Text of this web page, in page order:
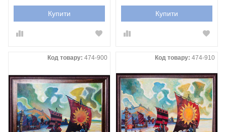
Купити Купити
Код товару: 474-900 Код товару: 474-910